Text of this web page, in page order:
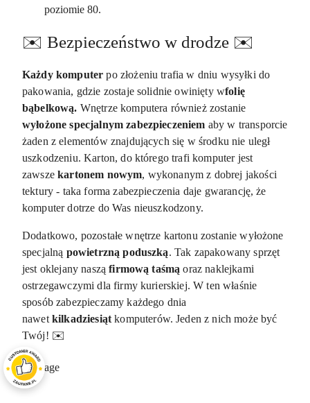
poziomie 80.
✉️ Bezpieczeństwo w drodze ✉️
Każdy komputer po złożeniu trafia w dniu wysyłki do
pakowania, gdzie zostaje solidnie owinięty wfolię
bąbelkową. Wnętrze komputera również zostanie
wyłożone specjalnym zabezpieczeniem aby w transporcie
żaden z elementów znajdujących się w środku nie uległ
uszkodzeniu. Karton, do którego trafi komputer jest
zawszekartonem nowym, wykonanym z dobrej jakości
tektury - taka forma zabezpieczenia daje gwarancję, że
komputer dotrze do Was nieuszkodzony.
Dodatkowo, pozostałe wnętrze kartonu zostanie wyłożone
specjalną powietrzną poduszką. Tak zapakowany sprzęt
jest oklejany nasząfirmową taśmą oraz naklejkami
ostrzegawczymi dla firmy kurierskiej. W ten właśnie
sposób zabezpieczamy każdego dnia
nawet kilkadziesiąt komputerów. Jeden z nich może być
Twój! ✉️